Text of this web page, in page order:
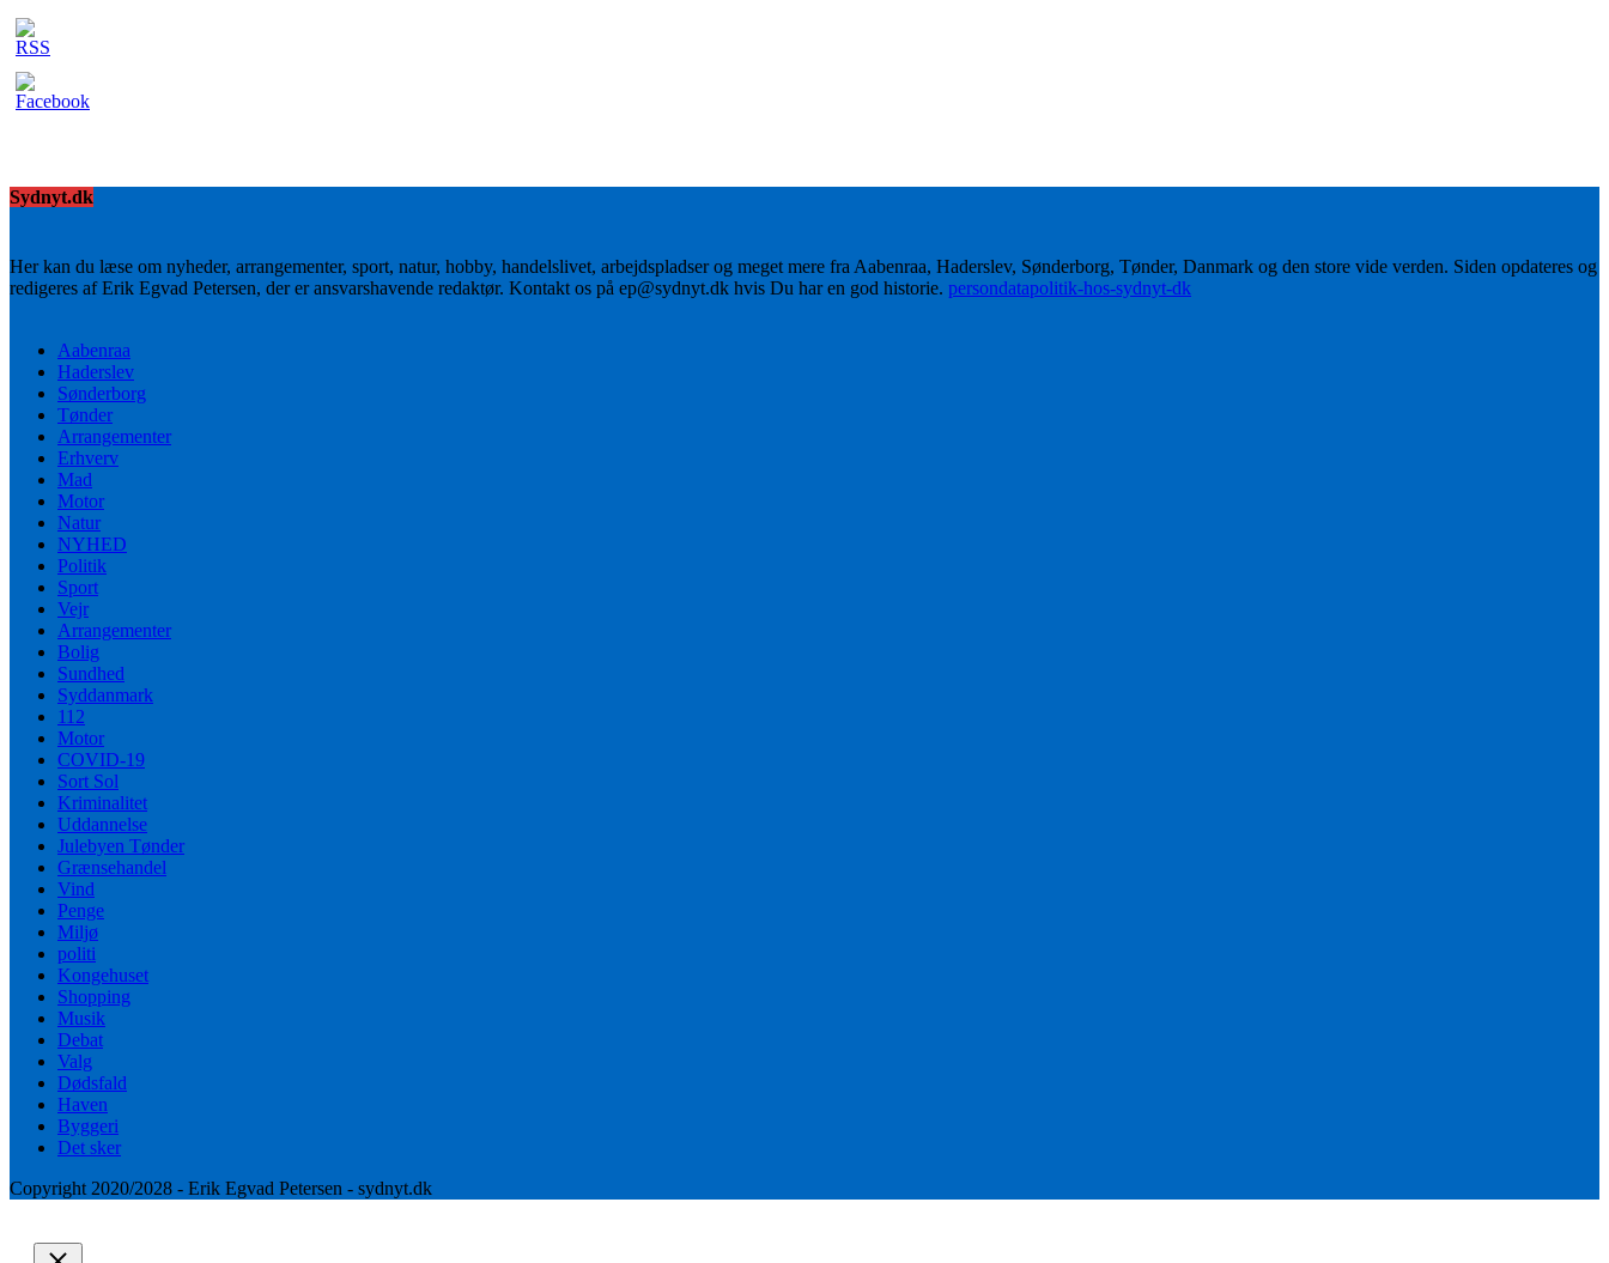
Sydnyt.dk
Her kan du læse om nyheder, arrangementer, sport, natur, hobby, handelslivet, arbejdspladser og meget mere fra Aabenraa, Haderslev, Sønderborg, Tønder, Danmark og den store vide verden. Siden opdateres og
redigeres af Erik Egvad Petersen, der er ansvarshavende redaktør. Kontakt os på ep@sydnyt.dk hvis Du har en god historie. persondatapolitik-hos-sydnyt-dk
Aabenraa
Haderslev
Sønderborg
Tønder
Arrangementer
Erhverv
Mad
Motor
Natur
NYHED
Politik
Sport
Vejr
Arrangementer
Bolig
Sundhed
Syddanmark
112
Motor
COVID-19
Sort Sol
Kriminalitet
Uddannelse
Julebyen Tønder
Grænsehandel
Vind
Penge
Miljø
politi
Kongehuset
Shopping
Musik
Debat
Valg
Dødsfald
Haven
Byggeri
Det sker
Copyright 2020/2028 - Erik Egvad Petersen - sydnyt.dk